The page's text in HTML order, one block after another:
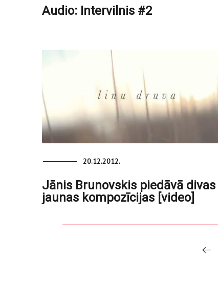
Audio: Intervilnis #2
20.12.2012.
Jānis Brunovskis piedāvā divas
jaunas kompozīcijas [video]